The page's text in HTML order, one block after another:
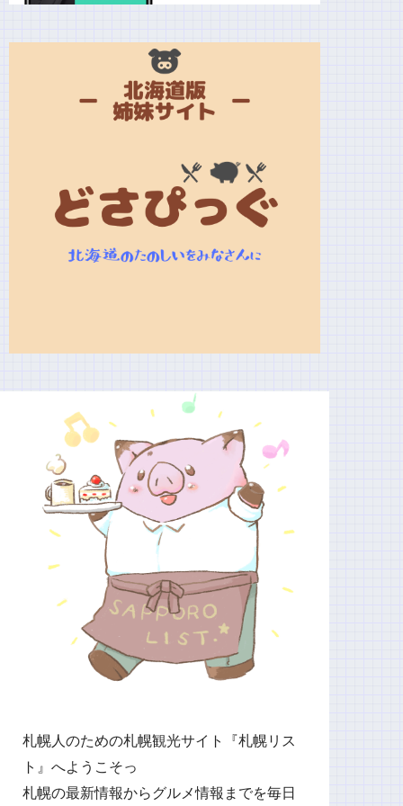
札幌人のための札幌観光サイト『札幌リス
ト』へようこそっ
札幌の最新情報からグルメ情報までを毎日